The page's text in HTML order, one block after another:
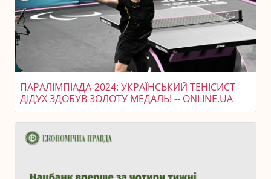
ПАРАЛІМПІАДА-2024: УКРАЇНСЬКИЙ ТЕНІСИСТ
ДІДУХ ЗДОБУВ ЗОЛОТУ МЕДАЛЬ! -- ONLINE.UA